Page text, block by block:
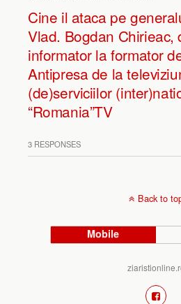
Cine il ataca pe
Vlad. Bogdan Chirieac,
informator la formator
Antipresa de la
(de)serviciilor
“Romania”TV
3 RESPONSES
Back to
Mobile